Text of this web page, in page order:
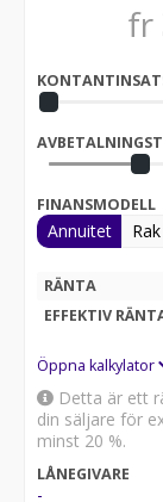
fr
FINANSMODELL
Annuitet
RÄNTA
EFFEKTIV
Öppna kalkylator
Detta är ett
din säljare för
minst 20 %.
LÅNEGIVARE
-